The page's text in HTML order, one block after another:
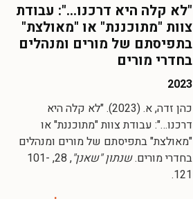
"לא קלה היא דרכנו…": עבודת
צוות "מתוכננת" או "מאולצת"
בתפיסתם של מורים ומנהלים
בחדרי מורים
2023
כהן זדה, א. (2023). "לא קלה היא
דרכנו…": עבודת צוות "מתוכננת" או
"מאולצת" בתפיסתם של מורים ומנהלים
בחדרי מורים.שנתון "שאנן"
, 28, 101-
121.